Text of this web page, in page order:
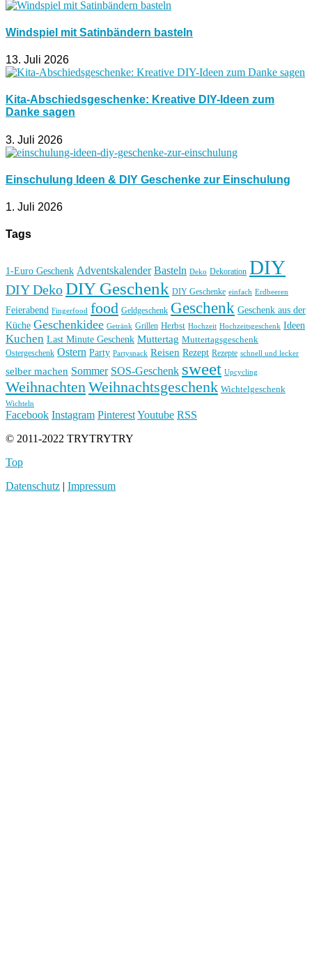
Windspiel mit Satinbändern basteln
13. Juli 2026
Kita-Abschiedsgeschenke: Kreative DIY-Ideen zum
Danke sagen
3. Juli 2026
Einschulung Ideen & DIY Geschenke zur Einschulung
1. Juli 2026
Tags
1-Euro Geschenk Adventskalender Basteln Deko Dekoration DIY
DIY DekoDIY Geschenk DIY Geschenke einfach Erdbeeren
Feierabend Fingerfood food Geldgeschenk Geschenk Geschenk aus der
Küche Geschenkidee Getränk Grillen Herbst Hochzeit Hochzeitsgeschenk Ideen
Kuchen Last Minute Geschenk Muttertag Muttertagsgeschenk
Ostergeschenk Ostern Party Partysnack Reisen Rezept Rezepte schnell und lecker
selber machen Sommer SOS-Geschenk sweet Upcycling
Weihnachten Weihnachtsgeschenk Wichtelgeschenk
Wichteln
Facebook Instagram PinterestYoutube RSS
© 2011-2022 TRYTRYTRY
Top
Datenschutz | Impressum